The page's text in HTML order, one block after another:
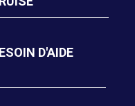
D'AIDE